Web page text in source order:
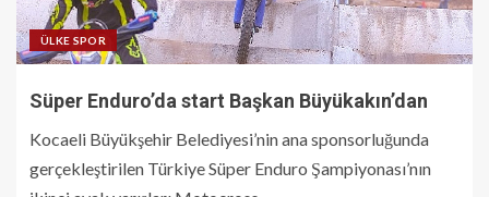
ÜLKE SPOR
Süper Enduro’da start Başkan Büyükakın’dan
Kocaeli Büyükşehir Belediyesi’nin ana sponsorluğunda
gerçekleştirilen Türkiye Süper Enduro Şampiyonası’nın